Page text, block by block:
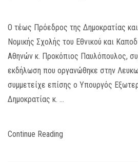
Ο τέως Πρόεδρος της Δημοκρατίας
Νομικής Σχολής του Εθνικού και
Αθηνών κ. Προκόπιος Παυλόπουλος,
εκδήλωση που οργανώθηκε στην
συμμετείχε επίσης ο Υπουργός
Δημοκρατίας κ. …
Continue Reading